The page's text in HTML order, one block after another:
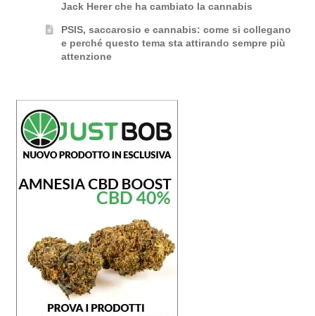
Jack Herer che ha cambiato la cannabis
PSIS, saccarosio e cannabis: come si collegano
e perché questo tema sta attirando sempre più
attenzione